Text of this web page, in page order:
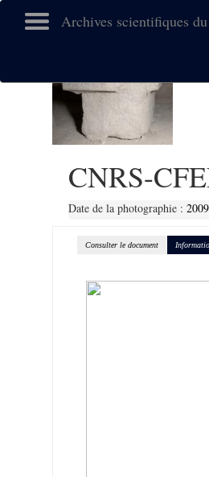
Archives scientifiques
CNRS-
Date de la photographie : 2009
Consulter le document